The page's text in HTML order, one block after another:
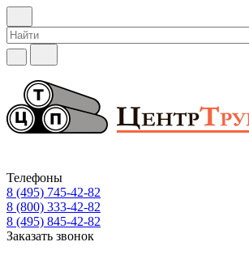
Телефоны
8 (495) 745-42-82
8 (800) 333-42-82
8 (495) 845-42-82
Заказать звонок